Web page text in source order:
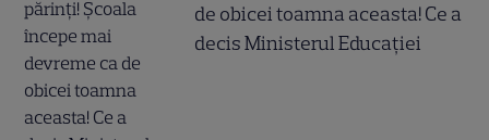
de obicei toamna aceasta! Ce a
decis Ministerul Educației